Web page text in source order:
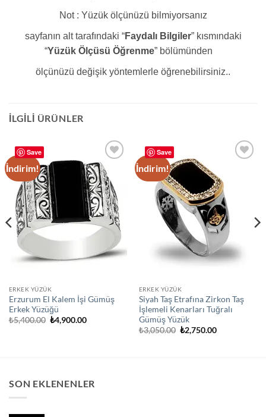
Not : Yüzük ölçünüzü bilmiyorsanız
sayfanın alt tarafındaki “Faydalı Bilgiler” kısmındaki
“Yüzük Ölçüsü Öğrenme” bölümünden
ölçünüzü değişik yöntemlerle öğrenebilirsiniz..
İLGILI ÜRÜNLER
Save
İndirim!
Add to
wishlist
ERKEK YÜZÜK
Erzurum El Kalem İşi Gümüş
Erkek Yüzüğü
₺5,400.00 Orijinal
fiyat:
₺4,900.00Şu
Save
İndirim!
ERKEK YÜZÜK
Siyah Taş Etrafına Zirkon Taş
İşlemeli Kenarları Tuğralı
Gümüş Yüzük
₺3,050.00 Orijinal
fiyat:
₺2,750.00Şu
SON EKLENENLER